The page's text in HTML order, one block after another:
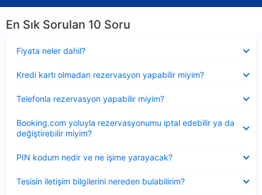
En Sık Sorulan 10 Soru
Fiyata neler dahil?
Kredi kartı olmadan rezervasyon yapabilir miyim?
Telefonla rezervasyon yapabilir miyim?
Booking.com yoluyla rezervasyonumu iptal edebilir ya da
değiştirebilir miyim?
PIN kodum nedir ve ne işime yarayacak?
Tesisin iletişim bilgilerini nereden bulabilirim?